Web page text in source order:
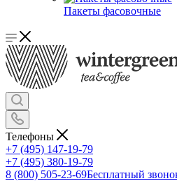
Пакеты фасовочные
Телефоны
+7 (495) 147-19-79
+7 (495) 380-19-79
8 (800) 505-23-69Бесплатный